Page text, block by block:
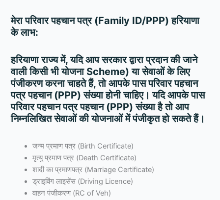
मेरा परिवार पहचान पत्र (Family ID/PPP) हरियाणा
के लाभ:
हरियाणा राज्य में, यदि आप सरकार द्वारा प्रदान की जाने
वाली किसी भी योजना Scheme) या सेवाओं के लिए
पंजीकरण करना चाहते हैं, तो आपके पास परिवार पहचान
पत्र पहचान (PPP) संख्या होनी चाहिए। यदि आपके पास
परिवार पहचान पत्र पहचान (PPP) संख्या है तो आप
निम्नलिखित सेवाओं की योजनाओं में पंजीकृत हो सकते हैं।
जन्म प्रमाण पत्र (Birth Certificate)
मृत्यु प्रमाण पत्र (Death Certificate)
शादी का प्रमाणपत्र (Marriage Certificate)
ड्राइविंग लाइसेंस (Driving Licence)
वाहन पंजीकरण (RC of Veh)